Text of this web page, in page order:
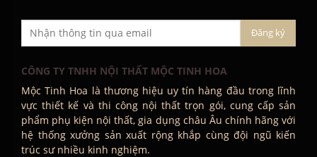
CÔNG TY TNHH NỘI THẤT MỘC TINH HOA
Mộc Tinh Hoa là thương hiệu uy tín hàng đầu trong lĩnh
vực thiết kế và thi công nội thất trọn gói, cung cấp sản
phẩm phụ kiện nội thất, gia dụng châu Âu chính hãng với
hệ thống xưởng sản xuất rộng khắp cùng đội ngũ kiến
trúc sư nhiều kinh nghiệm.